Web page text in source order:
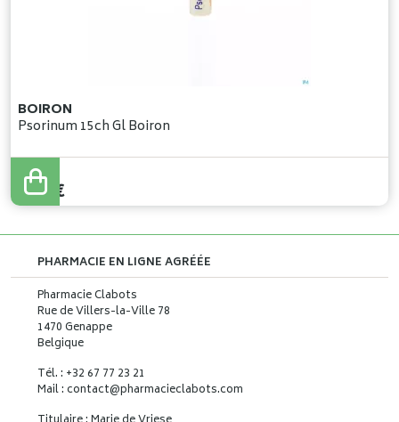
BOIRON
Psorinum 15ch Gl Boiron
4,60 €
PHARMACIE EN LIGNE AGRÉÉE
Pharmacie Clabots
Rue de Villers-la-Ville 78
1470 Genappe
Belgique
Tél. : +32 67 77 23 21
Mail : contact@pharmacieclabots.com